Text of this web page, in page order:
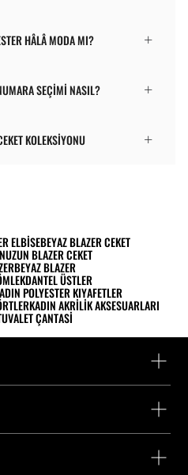
HÂLÂ MODA MI?
SEÇIMI NASIL?
KOLEKSIYONU
ELBISEBEYAZ BLAZER CEKET
UZUN BLAZER CEKET
BEYAZ BLAZER
DANTEL ÜSTLER
POLYESTER KIYAFETLER
KADIN AKRILIK AKSESUARLARI
ÇANTASI